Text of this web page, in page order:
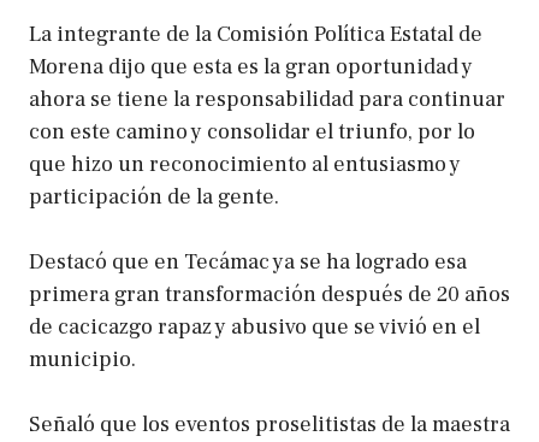
La integrante de la Comisión Política Estatal de
Morena dijo que esta es la gran oportunidad y
ahora se tiene la responsabilidad para continuar
con este camino y consolidar el triunfo, por lo
que hizo un reconocimiento al entusiasmo y
participación de la gente.
Destacó que en Tecámac ya se ha logrado esa
primera gran transformación después de 20 años
de cacicazgo rapaz y abusivo que se vivió en el
municipio.
Señaló que los eventos proselitistas de la maestra